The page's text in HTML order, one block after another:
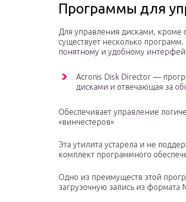
Программы для
Для управления дисками, кроме
существует несколько
понятному и удобному
Acronis Disk Director —
дисками и отвечающая за
Обеспечивает управление
«винчестеров»
Эта утилита устарела и не
комплект программного
Одно из преимуществ этой
загрузочную запись из